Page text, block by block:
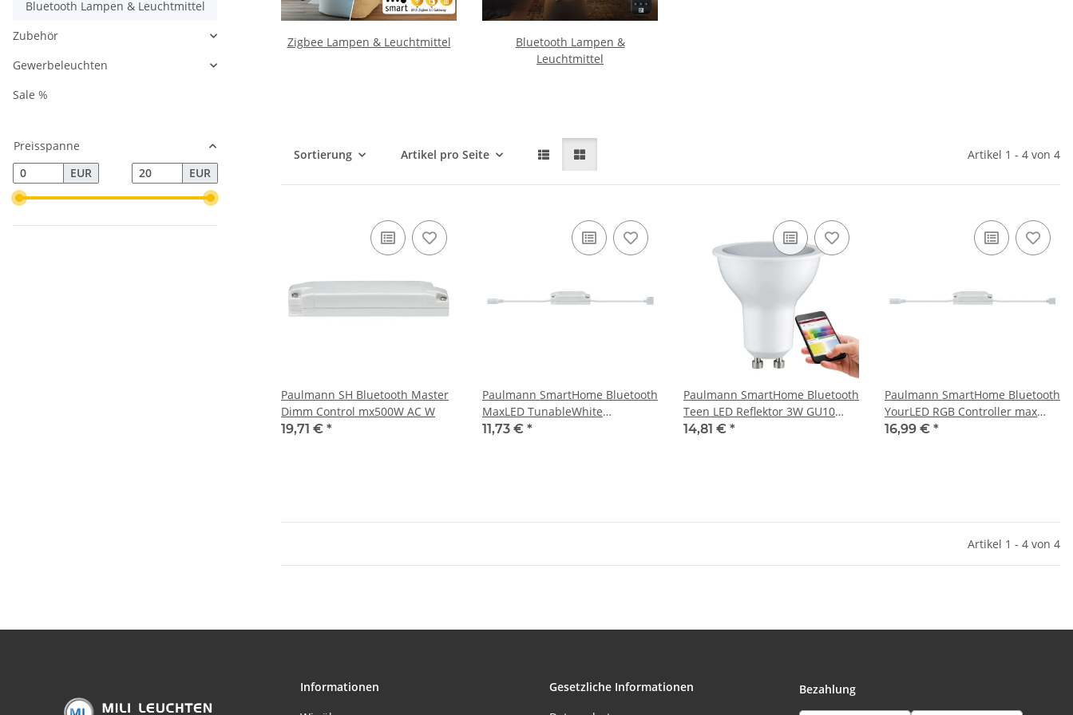
Zigbee Lampen & Leuchtmittel
Bluetooth Lampen &
Leuchtmittel
Sortierung Artikel pro Seite Artikel 1 - 4 von 4
Paulmann SH Bluetooth Master
Dimm Control mx500W AC W
19,71 € *
Paulmann SmartHome Bluetooth
MaxLED TunableWhite
Controller max. 144W 24V DC
11,73 € *
Paulmann SmartHome Bluetooth
Teen LED Reflektor 3W GU10
230V Satiniert RGB
14,81 € *
Paulmann SmartHome Bluetooth
YourLED RGB Controller max
60W 12V DC Weiß Kunststoff
16,99 € *
Artikel 1 - 4 von 4
Bluetooth Lampen & Leuchtmittel
Zubehör
Gewerbeleuchten
Sale %
Preisspanne
EUR
EUR
Informationen Gesetzliche Informationen Bezahlung